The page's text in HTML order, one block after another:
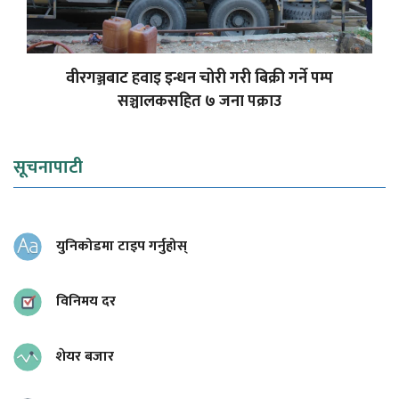
वीरगञ्जबाट हवाइ इन्धन चोरी गरी बिक्री गर्ने पम्प
सञ्चालकसहित ७ जना पक्राउ
सूचनापाटी
युनिकोडमा टाइप गर्नुहोस्
विनिमय दर
शेयर बजार